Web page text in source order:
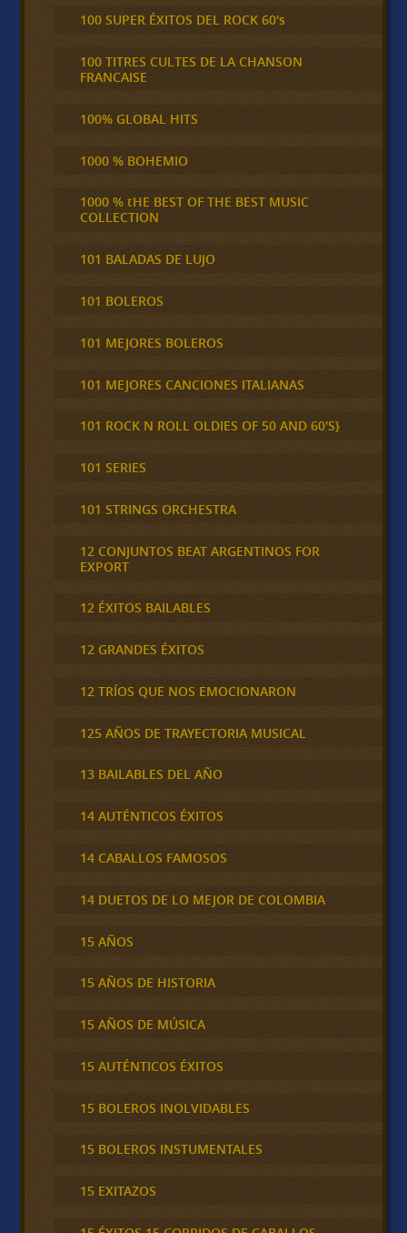
100 SUPER ÉXITOS DEL ROCK 60's
100 TITRES CULTES DE LA CHANSON
FRANCAISE
100% GLOBAL HITS
1000 % BOHEMIO
1000 % tHE BEST OF THE BEST MUSIC
COLLECTION
101 BALADAS DE LUJO
101 BOLEROS
101 MEJORES BOLEROS
101 MEJORES CANCIONES ITALIANAS
101 ROCK N ROLL OLDIES OF 50 AND 60'S}
101 SERIES
101 STRINGS ORCHESTRA
12 CONJUNTOS BEAT ARGENTINOS FOR
EXPORT
12 ÉXITOS BAILABLES
12 GRANDES ÉXITOS
12 TRÍOS QUE NOS EMOCIONARON
125 AÑOS DE TRAYECTORIA MUSICAL
13 BAILABLES DEL AÑO
14 AUTÉNTICOS ÉXITOS
14 CABALLOS FAMOSOS
14 DUETOS DE LO MEJOR DE COLOMBIA
15 AÑOS
15 AÑOS DE HISTORIA
15 AÑOS DE MÚSICA
15 AUTÉNTICOS ÉXITOS
15 BOLEROS INOLVIDABLES
15 BOLEROS INSTUMENTALES
15 EXITAZOS